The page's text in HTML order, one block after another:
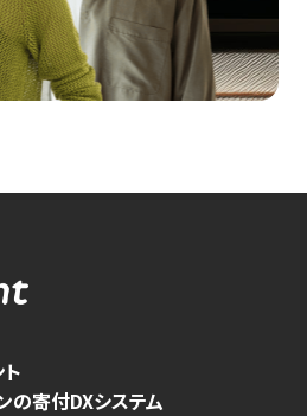
の寄付DXシステム